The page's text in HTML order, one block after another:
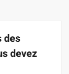
des
devez